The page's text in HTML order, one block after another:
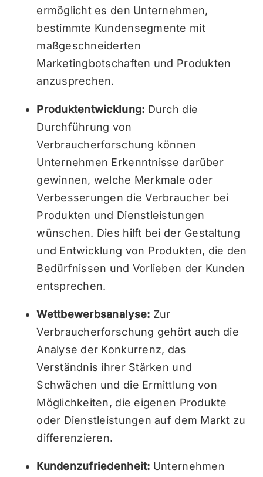
ermöglicht es den Unternehmen,
bestimmte Kundensegmente mit
maßgeschneiderten
Marketingbotschaften und Produkten
anzusprechen.
Produktentwicklung: Durch die
Durchführung von
Verbraucherforschung können
Unternehmen Erkenntnisse darüber
gewinnen, welche Merkmale oder
Verbesserungen die Verbraucher bei
Produkten und Dienstleistungen
wünschen. Dies hilft bei der Gestaltung
und Entwicklung von Produkten, die den
Bedürfnissen und Vorlieben der Kunden
entsprechen.
Wettbewerbsanalyse: Zur
Verbraucherforschung gehört auch die
Analyse der Konkurrenz, das
Verständnis ihrer Stärken und
Schwächen und die Ermittlung von
Möglichkeiten, die eigenen Produkte
oder Dienstleistungen auf dem Markt zu
differenzieren.
Kundenzufriedenheit: Unternehmen